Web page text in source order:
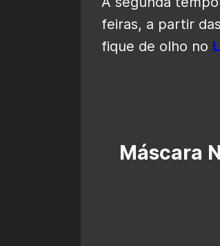
feiras, a partir
fique de olho no
Máscara